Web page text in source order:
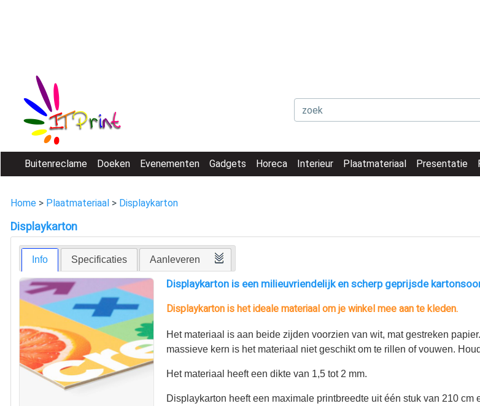
Buitenreclame Doeken Evenementen Gadgets Horeca Interieur Plaatmateriaal Presentatie
Home > Plaatmateriaal > Displaykarton
Displaykarton
Info Specificaties Aanleveren
Displaykarton is een milieuvriendelijk en scherp geprijsde
Displaykarton is het ideale materiaal om je winkel mee aan te kleden.
Het materiaal is aan beide zijden voorzien van wit, mat gestreken
massieve kern is het materiaal niet geschikt om te rillen of vouwen.
Het materiaal heeft een dikte van 1,5 tot 2 mm.
Displaykarton heeft een maximale printbreedte uit één stuk van 210